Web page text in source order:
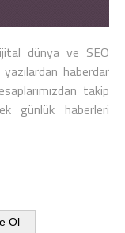
dünya ve SEO
haberdar
takip
günlük haberleri